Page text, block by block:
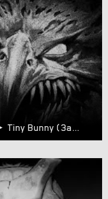
ФИНАЛ ЧЕТВЁРТОГО ЭПИЗОДА ► Tiny Bunny (Зайчик) #12